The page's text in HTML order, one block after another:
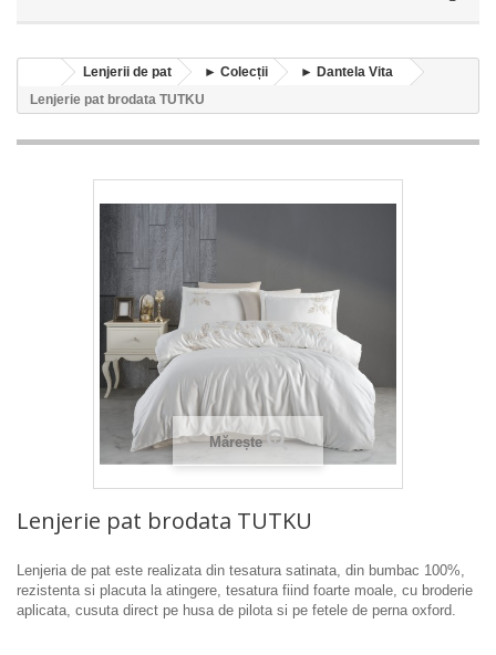
Lenjerii de pat ► Colecții
► Dantela Vita
Lenjerie pat brodata TUTKU
Mărește
Lenjerie pat brodata TUTKU
Lenjeria de pat este realizata din tesatura satinata, din bumbac 100%,
rezistenta si placuta la atingere, tesatura fiind foarte moale, cu broderie
aplicata, cusuta direct pe husa de pilota si pe fetele de perna oxford.